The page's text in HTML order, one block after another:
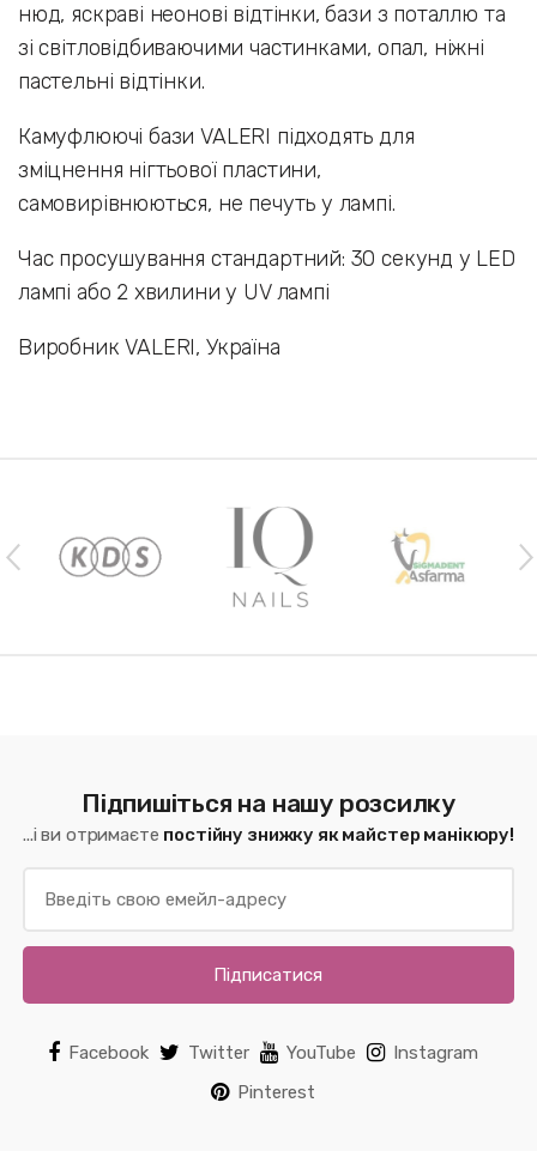
нюд, яскраві неонові відтінки, бази з поталлю та
зі світловідбиваючими частинками, опал, ніжні
пастельні відтінки.
Камуфлюючі бази VALERI підходять для
зміцнення нігтьової пластини,
самовирівнюються, не печуть у лампі.
Час просушування стандартний: 30 секунд у LED
лампі або 2 хвилини у UV лампі
Виробник VALERI, Україна
Підпишіться на нашу розсилку
...і ви отримаєте постійну знижку як майстер манікюру!
Підписатися
Facebook Twitter YouTube
Instagram
Pinterest